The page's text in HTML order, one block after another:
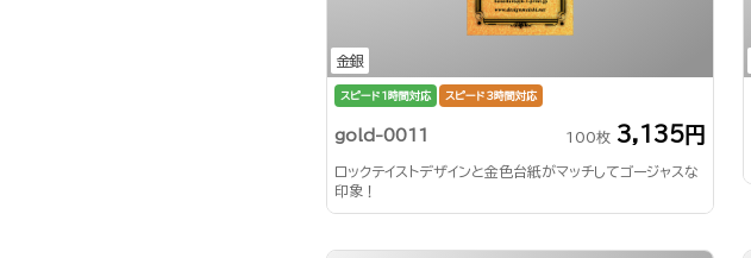
金銀
スピード1時間対応 スピード3時間対応
gold-0011 100枚 3,135円
ロックテイストデザインと金色台紙がマッチしてゴージャスな
印象！